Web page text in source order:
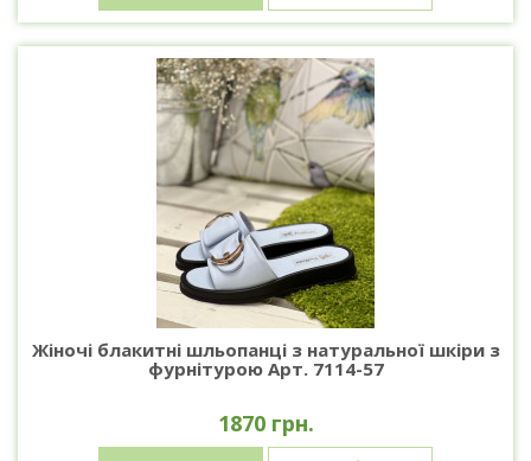
Жіночі блакитні шльопанці з натуральної шкіри з
фурнітурою Арт. 7114-57
1870 грн.